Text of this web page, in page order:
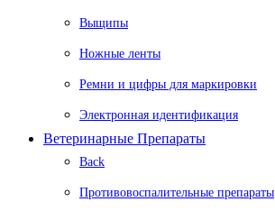
Выщипы
Ножные ленты
Ремни и цифры для маркировки
Электронная идентификация
Ветеринарные Препараты
Back
Противовоспалительные препараты